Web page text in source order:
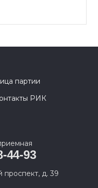
партии
РИК
44-93
проспект, д. 39